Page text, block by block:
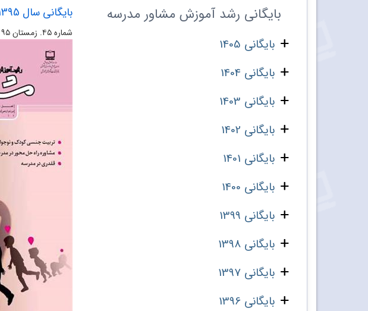
بایگانی رشد آموزش مشاور مدرسه
بایگانی 1405
بایگانی 1404
بایگانی 1403
بایگانی 1402
بایگانی 1401
بایگانی 1400
بایگانی 1399
بایگانی 1398
بایگانی 1397
بایگانی 1396
بایگانی سال 1395
شماره ۴۵. زمستان ۹۵